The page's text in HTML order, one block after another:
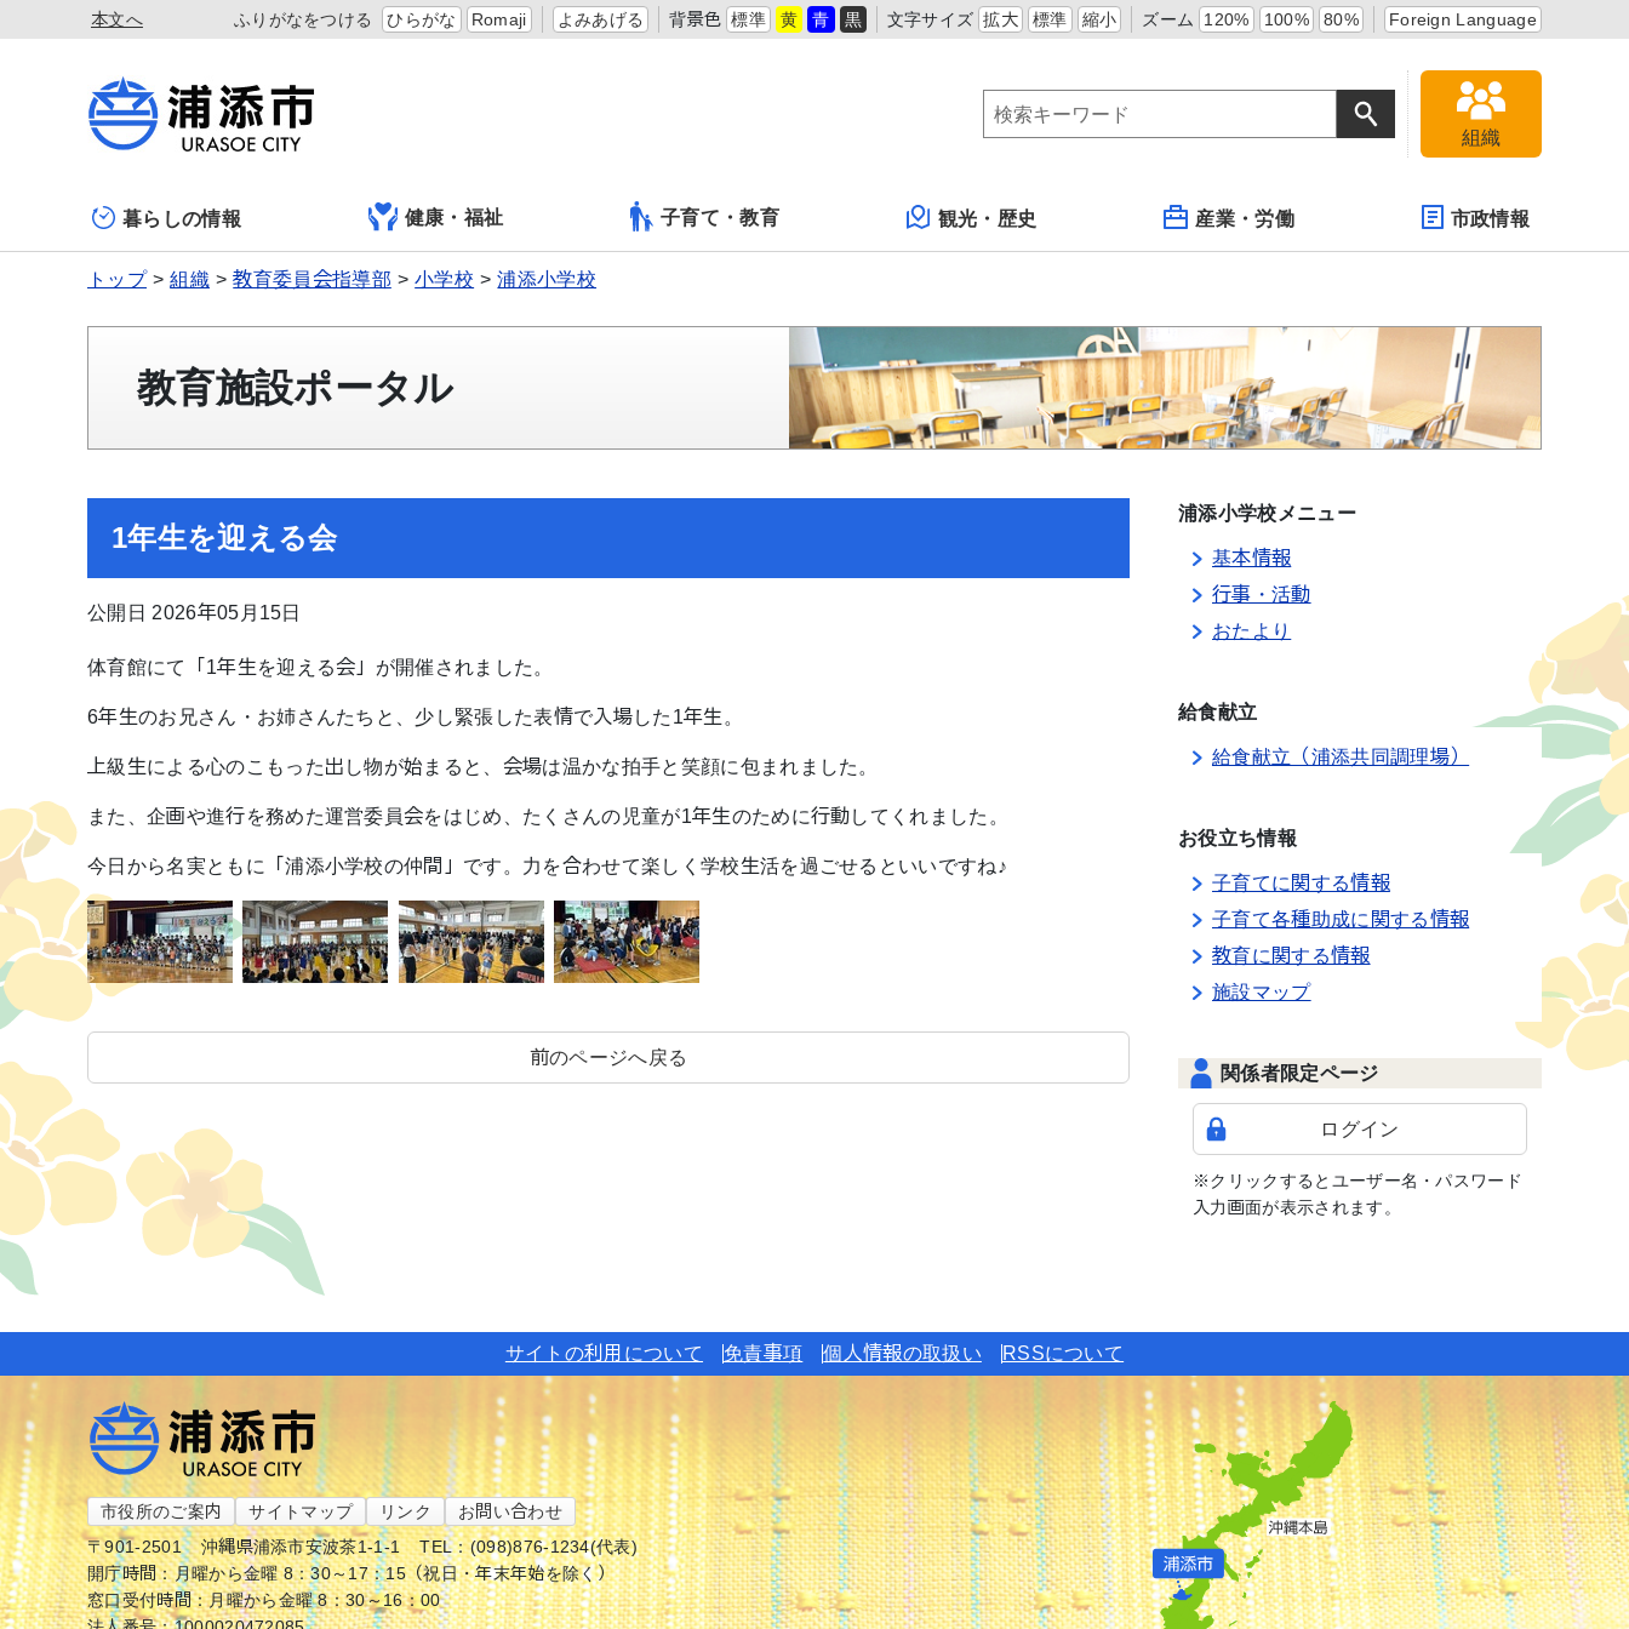
本文へ ふりがなをつける ひらがな Romaji よみあげる 背景色 標準 黄 青 黒 文字サイズ 拡大 標準 縮小 ズーム 120% 100% 80% Foreign Language
組織
暮らしの情報 健康・福祉 子育て・教育 観光・歴史 産業・労働 市政情報
トップ 組織 教育委員会指導部 小学校 浦添小学校
教育施設ポータル
1年生を迎える会
公開日 2026年05月15日
体育館にて「1年生を迎える会」が開催されました。
6年生のお兄さん・お姉さんたちと、少し緊張した表情で入場した1年生。
上級生による心のこもった出し物が始まると、会場は温かな拍手と笑顔に包まれました。
また、企画や進行を務めた運営委員会をはじめ、たくさんの児童が1年生のために行動してくれました。
今日から名実ともに「浦添小学校の仲間」です。力を合わせて楽しく学校生活を過ごせるといいですね♪
前のページへ戻る
浦添小学校メニュー
基本情報
行事・活動
おたより
給食献立
給食献立（浦添共同調理場）
お役立ち情報
子育てに関する情報
子育て各種助成に関する情報
教育に関する情報
施設マップ
関係者限定ページ
ログイン
※クリックするとユーザー名・パスワード
入力画面が表示されます。
サイトの利用について 免責事項 個人情報の取扱い RSSについて
市役所のご案内 サイトマップ リンク
お問い合わせ
〒901-2501
沖縄県浦添市安波茶1-1-1
TEL：(098)876-1234(代表)
開庁時間：月曜から金曜 8：30～17：15（祝日・年末年始を除く）
窓口受付時間：月曜から金曜 8：30～16：00